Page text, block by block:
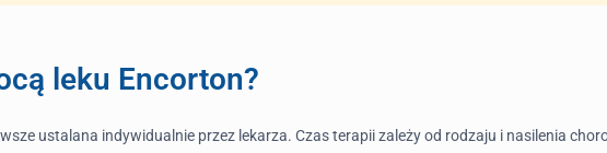
leku Encorton?
ustalana indywidualnie przez lekarza. Czas terapii zależy od rodzaju i nasilenia